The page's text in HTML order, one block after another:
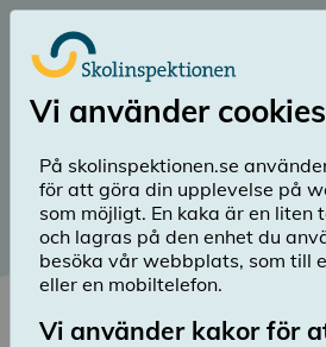
Till huvudinnehåll
searchSök
Senaste beslut
Här kan du ladda ned och
Skolinspektionens senaste
och kvalitetsgranskning.
publicerade beslut för de
Vi använder cookies
På skolinspektionen.se
för att göra din upplevelse på
som möjligt. En kaka är en liten
och lagras på den enhet du
besöka vår webbplats, som till
eller en mobiltelefon.
Vi använder kakor för